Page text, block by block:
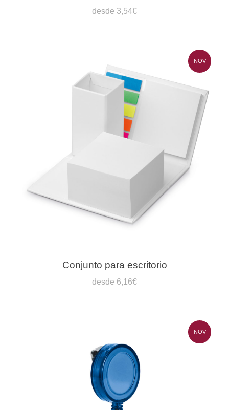
desde 3,54€
NOV
Conjunto para escritorio
desde 6,16€
NOV